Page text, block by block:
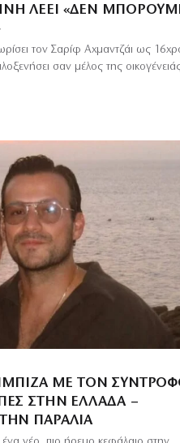
ΛΈΕΙ «ΔΕΝ
τον Σαρίφ Αχμαντζάι ως
σαν μέλος της
ΊΜΠΙΖΑ ΜΕ ΤΟΝ
ΣΤΗΝ ΕΛΛΆΔΑ –
ΠΑΡΑΛΊΑ